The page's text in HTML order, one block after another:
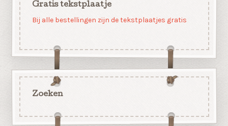
Gratis tekstplaatje
Bij alle bestellingen zijn de tekstplaatjes gratis
Zoeken